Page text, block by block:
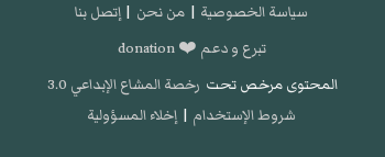
سياسة الخصوصية | من نحن | إتصل بنا
تبرع و دعم ❤️ donation
المحتوى مرخص تحت رخصة المشاع الإبداعي 3.0
شروط الإستخدام | إخلاء المسؤولية